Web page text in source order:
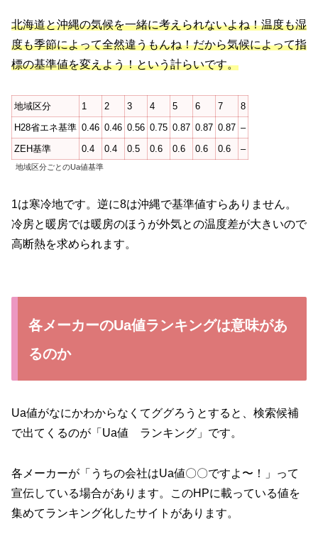
北海道と沖縄の気候を一緒に考えられないよね！温度も湿
度も季節によって全然違うもんね！だから気候によって指
標の基準値を変えよう！という計らいです。
地域区分 1 2 3 4 5 6 7
8
H28省エネ基準 0.46 0.46 0.56 0.75 0.87 0.87 0.87 –
ZEH基準
0.4 0.4 0.5 0.6 0.6 0.6 0.6 –
地域区分ごとのUa値基準
1は寒冷地です。逆に8は沖縄で基準値すらありません。
冷房と暖房では暖房のほうが外気との温度差が大きいので
高断熱を求められます。
各メーカーのUa値ランキングは意味があ
るのか
Ua値がなにかわからなくてググろうとすると、検索候補
で出てくるのが「Ua値 ランキング」です。
各メーカーが「うちの会社はUa値〇〇ですよ〜！」って
宣伝している場合があります。このHPに載っている値を
集めてランキング化したサイトがあります。